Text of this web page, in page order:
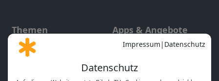
Themen
Gott und Bibel erklärt
Apps & Angebote
Mobile App